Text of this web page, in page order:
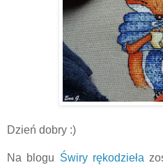
Dzień dobry :)
Na blogu Świry rękodzieła